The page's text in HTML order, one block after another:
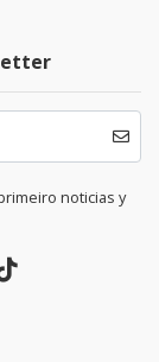
noticias y